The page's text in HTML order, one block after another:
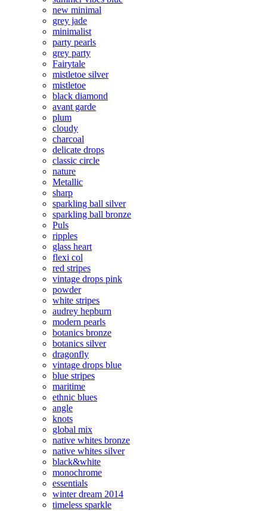
new minimal
grey jade
minimalist
party pearls
grey party
Fairytale
mistletoe silver
mistletoe
black diamond
avant garde
plum
cloudy
charcoal
delicate drops
classic circle
nature
Metallic
sharp
sparkling ball silver
sparkling ball bronze
Puls
ripples
glass heart
flexi col
red stripes
vintage drops pink
powder
white stripes
audrey hepburn
modern pearls
botanics bronze
botanics silver
dragonfly
vintage drops blue
blue stripes
maritime
ethnic blues
angle
knots
global mix
native whites bronze
native whites silver
black&white
monochrome
essentials
winter dream 2014
timeless sparkle